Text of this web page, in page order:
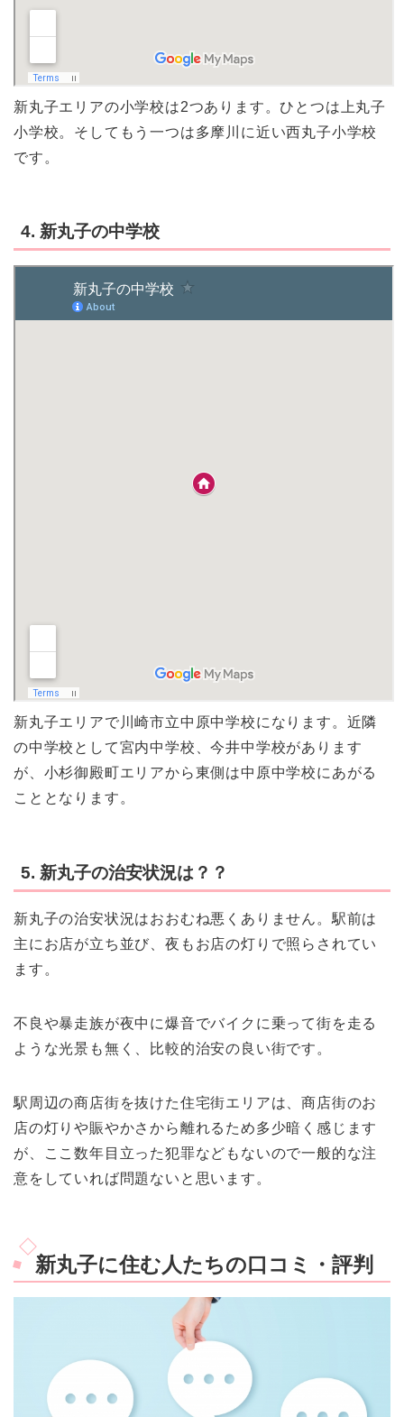
新丸子エリアの小学校は2つあります。ひとつは上丸子
小学校。そしてもう一つは多摩川に近い西丸子小学校
です。
4. 新丸子の中学校
新丸子エリアで川崎市立中原中学校になります。近隣
の中学校として宮内中学校、今井中学校があります
が、小杉御殿町エリアから東側は中原中学校にあがる
こととなります。
5. 新丸子の治安状況は？？
新丸子の治安状況はおおむね悪くありません。駅前は
主にお店が立ち並び、夜もお店の灯りで照らされてい
ます。
不良や暴走族が夜中に爆音でバイクに乗って街を走る
ような光景も無く、比較的治安の良い街です。
駅周辺の商店街を抜けた住宅街エリアは、商店街のお
店の灯りや賑やかさから離れるため多少暗く感じます
が、ここ数年目立った犯罪などもないので一般的な注
意をしていれば問題ないと思います。
新丸子に住む人たちの口コミ・評判